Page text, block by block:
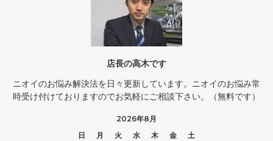
店長の高木です
ニオイのお悩み解決法を日々更新しています。ニオイのお悩み常
時受け付けておりますのでお気軽にご相談下さい。（無料です）
2026年8月
日
月 火 水 木 金
土